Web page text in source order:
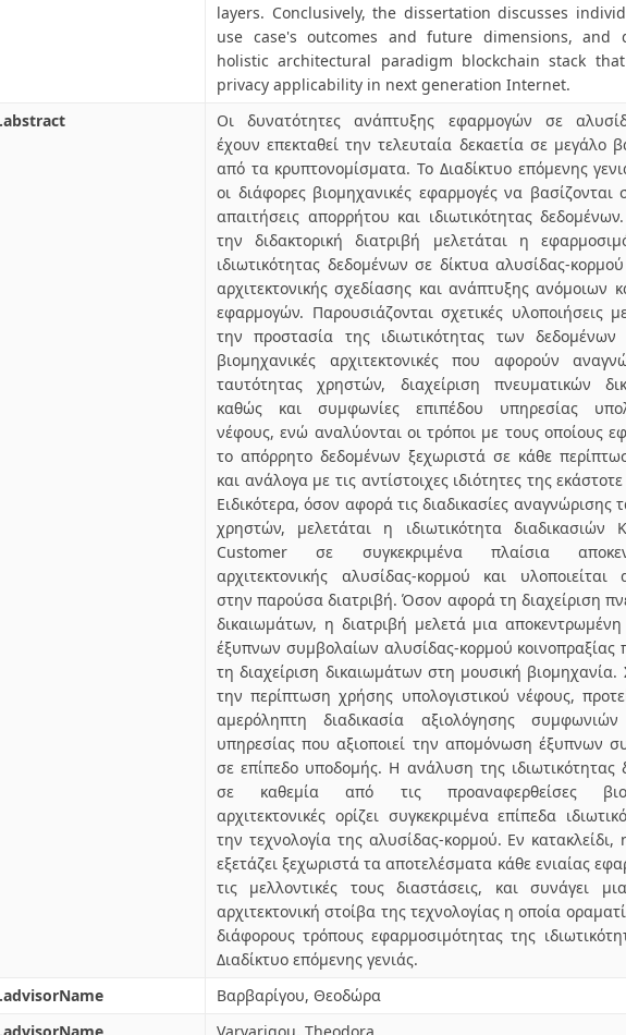
layers. Conclusively, the dissertation discusses
use case's outcomes and future dimensions, and
holistic architectural paradigm blockchain stack
privacy applicability in next generation Internet.
Οι δυνατότητες ανάπτυξης εφαρμογών σε
έχουν επεκταθεί την τελευταία δεκαετία σε μεγάλο
από τα κρυπτονομίσματα. Το Διαδίκτυο επόμενης
οι διάφορες βιομηχανικές εφαρμογές να βασίζονται
απαιτήσεις απορρήτου και ιδιωτικότητας
την διδακτορική διατριβή μελετάται η
ιδιωτικότητας δεδομένων σε δίκτυα αλυσίδας-
αρχιτεκτονικής σχεδίασης και ανάπτυξης ανόμοιων
εφαρμογών. Παρουσιάζονται σχετικές υλοποιήσεις
την προστασία της ιδιωτικότητας των δεδομένων
βιομηχανικές αρχιτεκτονικές που αφορούν
ταυτότητας χρηστών, διαχείριση πνευματικών
καθώς και συμφωνίες επιπέδου υπηρεσίας
νέφους, ενώ αναλύονται οι τρόποι με τους οποίους
το απόρρητο δεδομένων ξεχωριστά σε κάθε
και ανάλογα με τις αντίστοιχες ιδιότητες της
Ειδικότερα, όσον αφορά τις διαδικασίες αναγνώρισης
χρηστών, μελετάται η ιδιωτικότητα διαδικασιών
Customer σε συγκεκριμένα πλαίσια
αρχιτεκτονικής αλυσίδας-κορμού και υλοποιείται
στην παρούσα διατριβή. Όσον αφορά τη διαχείριση
δικαιωμάτων, η διατριβή μελετά μια
έξυπνων συμβολαίων αλυσίδας-κορμού
τη διαχείριση δικαιωμάτων στη μουσική βιομηχανία.
την περίπτωση χρήσης υπολογιστικού νέφους,
αμερόληπτη διαδικασία αξιολόγησης συμφωνιών
υπηρεσίας που αξιοποιεί την απομόνωση έξυπνων
σε επίπεδο υποδομής. Η ανάλυση της ιδιωτικότητας
σε καθεμία από τις προαναφερθείσες
αρχιτεκτονικές ορίζει συγκεκριμένα επίπεδα
την τεχνολογία της αλυσίδας-κορμού. Εν κατακλείδι,
εξετάζει ξεχωριστά τα αποτελέσματα κάθε ενιαίας
τις μελλοντικές τους διαστάσεις, και συνάγει
αρχιτεκτονική στοίβα της τεχνολογίας η οποία
διάφορους τρόπους εφαρμοσιμότητας της
Διαδίκτυο επόμενης γενιάς.
Βαρβαρίγου, Θεοδώρα